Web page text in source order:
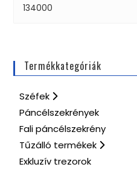
Termékkategóriák
Széfek
Páncélszekrények
Fali páncélszekrény
Tűzálló termékek
Exkluzív trezorok